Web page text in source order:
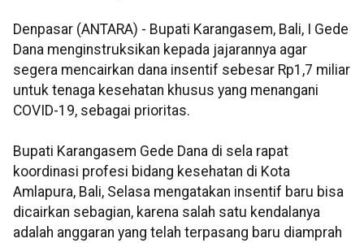
Denpasar (ANTARA) - Bupati Karangasem, Bali, I Gede
Dana menginstruksikan kepada jajarannya agar
segera mencairkan dana insentif sebesar Rp1,7 miliar
untuk tenaga kesehatan khusus yang menangani
COVID-19, sebagai prioritas.
Bupati Karangasem Gede Dana di sela rapat
koordinasi profesi bidang kesehatan di Kota
Amlapura, Bali, Selasa mengatakan insentif baru bisa
dicairkan sebagian, karena salah satu kendalanya
adalah anggaran yang telah terpasang baru diamprah